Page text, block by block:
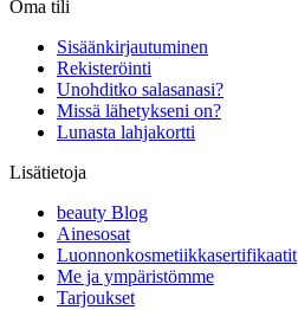
Oma tili
Sisäänkirjautuminen
Rekisteröinti
Unohditko salasanasi?
Missä lähetykseni on?
Lunasta lahjakortti
Lisätietoja
beauty Blog
Ainesosat
Luonnonkosmetiikkasertifikaatit
Me ja ympäristömme
Tarjoukset